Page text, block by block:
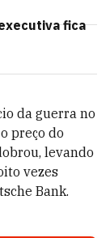
fica
da guerra no
preço do
levando
vezes
Bank.